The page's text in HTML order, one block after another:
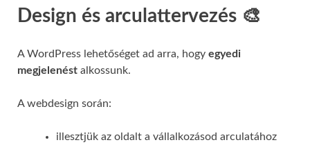
Design és arculattervezés 🎨
A WordPress lehetőséget ad arra, hogy egyedi
megjelenést alkossunk.
A webdesign során:
illesztjük az oldalt a vállalkozásod arculatához